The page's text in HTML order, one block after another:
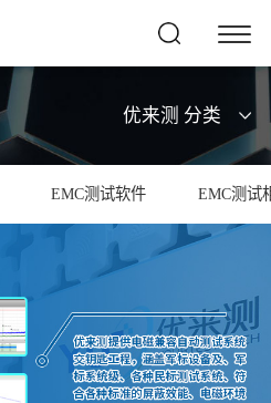
优来测 分类
EMC测试软件 EMC测试